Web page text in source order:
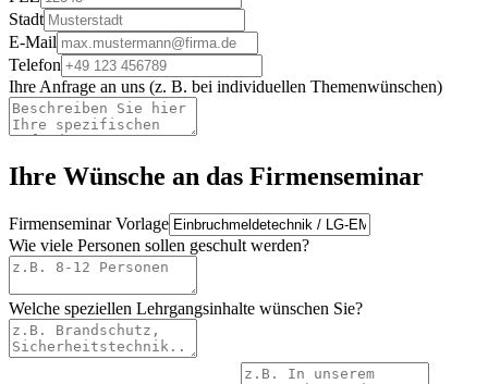
Stadt
E-Mail
Telefon
Ihre Anfrage an uns (z. B. bei individuellen Themenwünschen)
Ihre Wünsche an das Firmenseminar
Firmenseminar Vorlage
Wie viele Personen sollen geschult werden?
Welche speziellen Lehrgangsinhalte wünschen Sie?